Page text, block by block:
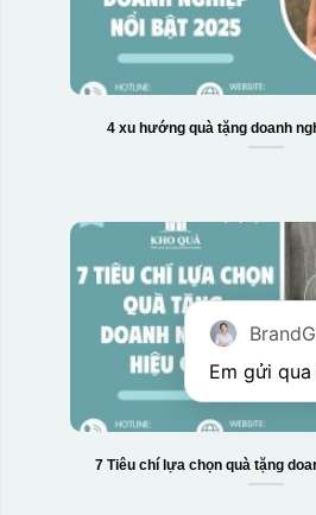
4 xu hướng quà tặng doanh
7 Tiêu chí lựa chọn quà tặng
Em gửi